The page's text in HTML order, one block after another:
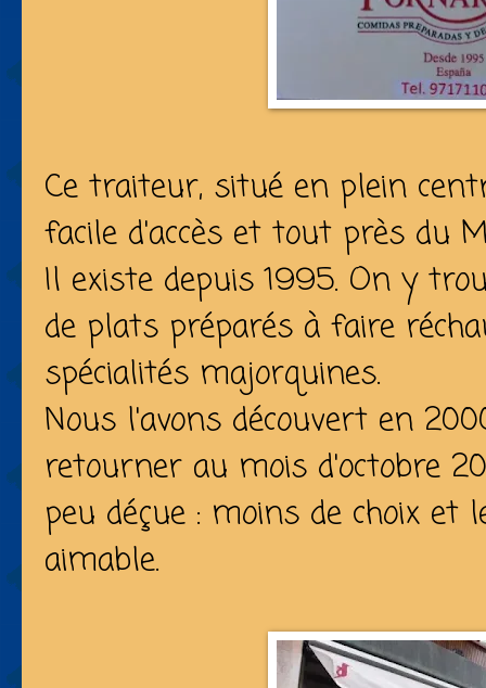
Ce traiteur, situé en plein
facile d'accès et tout près du
Il existe depuis 1995. On y
de plats préparés à faire
spécialités majorquines.
Nous l'avons découvert en
retourner au mois d'octobre
peu déçue : moins de choix et
aimable.